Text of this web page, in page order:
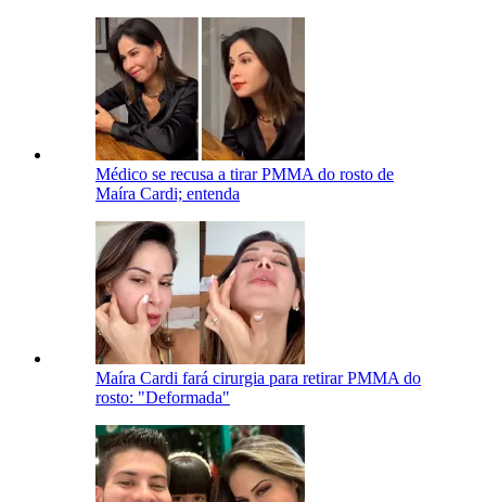
Médico se recusa a tirar PMMA do rosto de
Maíra Cardi; entenda
Maíra Cardi fará cirurgia para retirar PMMA do
rosto: "Deformada"